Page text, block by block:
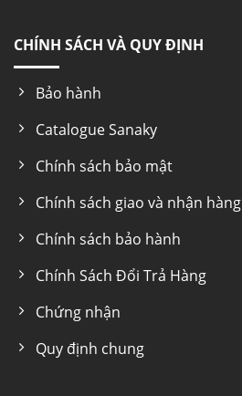
CHÍNH SÁCH VÀ QUY ĐỊNH
Bảo hành
Catalogue Sanaky
Chính sách bảo mật
Chính sách giao và nhận hàng
Chính sách bảo hành
Chính Sách Đổi Trả Hàng
Chứng nhận
Quy định chung